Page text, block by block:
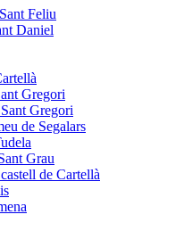
Feliu
Daniel
Gregori
Gregori
de Segalars
Grau
de Cartellà